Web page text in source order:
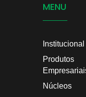
MENU
Institucional
Produtos
Núcleos